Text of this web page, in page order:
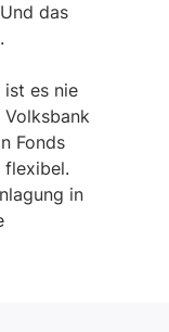
das
es nie
Fonds
flexibel.
in